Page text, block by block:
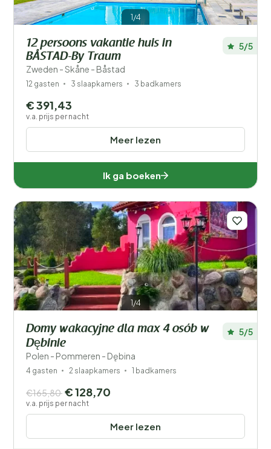
1/4
12 persoons vakantie huis in
BÅSTAD-By Traum
Zweden - Skåne - Båstad
5/5
12 gasten 3 slaapkamers 3 badkamers
Meer lezen
€ 391,43
v.a. prijs per nacht
Ik ga boeken
1/4
Domy wakacyjne dla max 4 osób w
Dębinie
Polen - Pommeren - Dębina
5/5
4 gasten 2 slaapkamers 1 badkamers
Meer lezen
€165,80 € 128,70
v.a. prijs per nacht